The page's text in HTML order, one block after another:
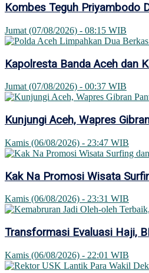
Kombes Teguh Priyambodo
Jumat (07/08/2026) - 08:15 WIB
Kapolresta Banda Aceh dan
Jumat (07/08/2026) - 00:37 WIB
Kunjungi Aceh, Wapres
Kamis (06/08/2026) - 23:47 WIB
Kak Na Promosi Wisata
Kamis (06/08/2026) - 23:31 WIB
Transformasi Evaluasi Haji,
Kamis (06/08/2026) - 22:01 WIB